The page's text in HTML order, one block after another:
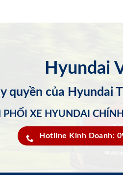
Hyundai
quyền của Hyundai
PHỐI XE HYUNDAI
Hotline Kinh Doanh: